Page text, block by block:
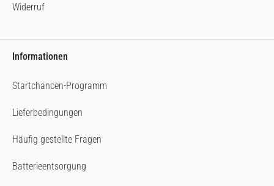
Widerruf
Informationen
Startchancen-Programm
Lieferbedingungen
Häufig gestellte Fragen
Batterieentsorgung